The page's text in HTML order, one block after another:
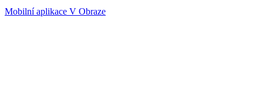
Mobilní aplikace V Obraze